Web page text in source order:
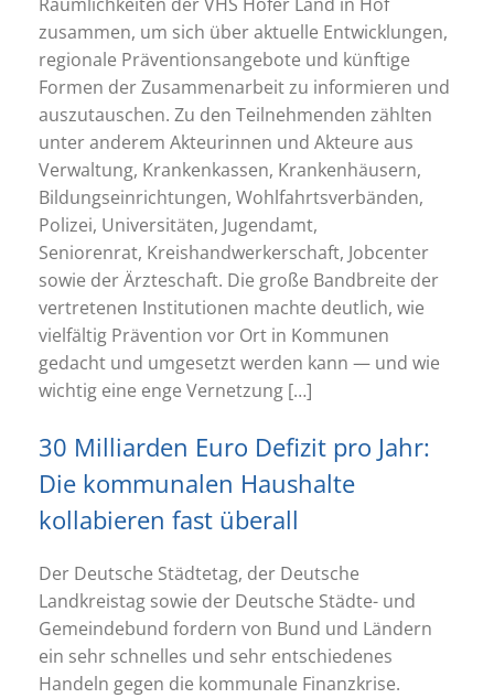
zusammen, um sich über aktuelle Entwicklungen,
regionale Präventionsangebote und künftige
Formen der Zusammenarbeit zu informieren und
auszutauschen. Zu den Teilnehmenden zählten
unter anderem Akteurinnen und Akteure aus
Verwaltung, Krankenkassen, Krankenhäusern,
Bildungseinrichtungen, Wohlfahrtsverbänden,
Polizei, Universitäten, Jugendamt,
Seniorenrat, Kreishandwerkerschaft, Jobcenter
sowie der Ärzteschaft. Die große Bandbreite der
vertretenen Institutionen machte deutlich, wie
vielfältig Prävention vor Ort in Kommunen
gedacht und umgesetzt werden kann — und wie
wichtig eine enge Vernetzung […]
30 Milliarden Euro Defizit pro Jahr:
Die kommunalen Haushalte
kollabieren fast überall
Der Deutsche Städtetag, der Deutsche
Landkreistag sowie der Deutsche Städte- und
Gemeindebund fordern von Bund und Ländern
ein sehr schnelles und sehr entschiedenes
Handeln gegen die kommunale Finanzkrise.